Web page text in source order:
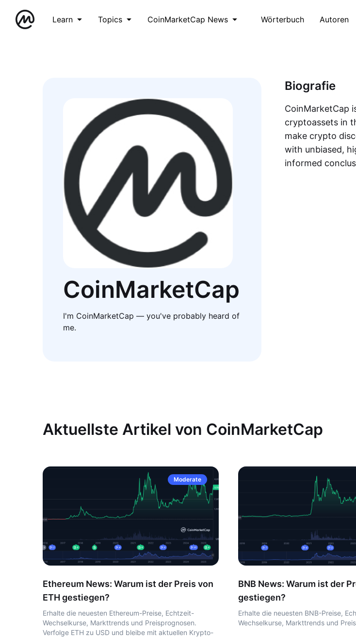
Learn Topics CoinMarketCap News Wörterbuch Autoren
CoinMarketCap
I'm CoinMarketCap — you've probably heard of
me.
Biografie
CoinMarketCap
cryptoassets in
make crypto
with unbiased,
informed
Aktuellste Artikel von CoinMarketCap
Moderate
Ethereum News: Warum ist der Preis von
ETH gestiegen?
Erhalte die neuesten Ethereum-Preise, Echtzeit-
Wechselkurse, Markttrends und Preisprognosen.
Verfolge ETH zu USD und bleibe mit aktuellen Krypto-
BNB News: Warum ist der
gestiegen?
Erhalte die neuesten BNB-Preise,
Wechselkurse, Markttrends und